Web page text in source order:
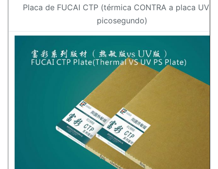
Placa de FUCAI CTP (térmica CONTRA a placa UV
picosegundo)